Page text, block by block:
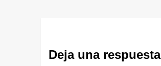
Deja una respuesta